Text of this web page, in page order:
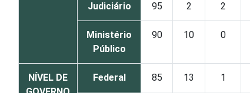
Judiciário 95 2 2
Ministério
Público
90 10 0
NÍVEL DE
Federal 85 13 1